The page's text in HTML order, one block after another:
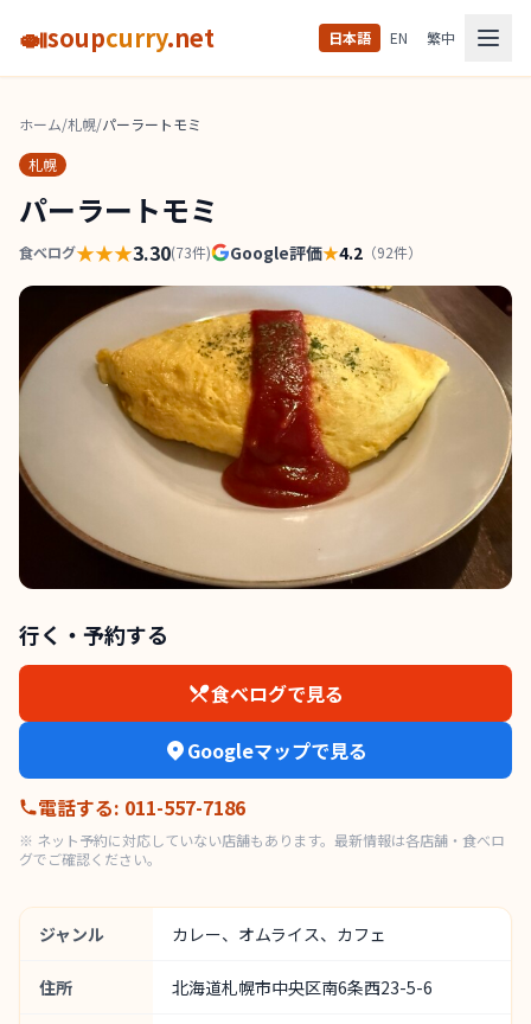
🍛soupcurry.net 日本語 EN 繁中
ホーム/札幌/パーラートモミ
札幌
パーラートモミ
食べログ★★★3.30(73件) Google評価★4.2 （92件）
行く・予約する
食べログで見る
Googleマップで見る
電話する: 011-557-7186
※ ネット予約に対応していない店舗もあります。最新情報は各店舗・食べロ
グでご確認ください。
ジャンル カレー、オムライス、カフェ
住所 北海道札幌市中央区南6条西23-5-6